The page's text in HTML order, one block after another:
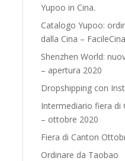
Yupoo in Cina.
Catalogo Yupoo:
dalla Cina – FacileCina
Shenzhen World:
– apertura 2020
Dropshipping con
Intermediario fiera di
– ottobre 2020
Fiera di Canton
Ordinare da Taobao